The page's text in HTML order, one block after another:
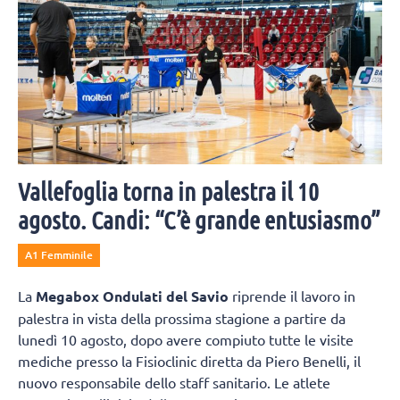
Vallefoglia torna in palestra il 10
agosto. Candi: “C’è grande entusiasmo”
A1 Femminile
La Megabox Ondulati del Savio riprende il lavoro in
palestra in vista della prossima stagione a partire da
lunedì 10 agosto, dopo avere compiuto tutte le visite
mediche presso la Fisioclinic diretta da Piero Benelli, il
nuovo responsabile dello staff sanitario. Le atlete